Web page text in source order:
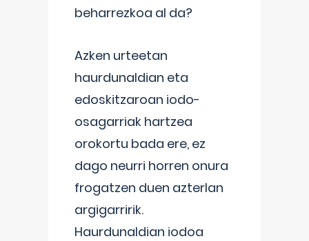
beharrezkoa al da?
Azken urteetan
haurdunaldian eta
edoskitzaroan iodo-
osagarriak hartzea
orokortu bada ere, ez
dago neurri horren onura
frogatzen duen azterlan
argigarririk.
Haurdunaldian iodoa